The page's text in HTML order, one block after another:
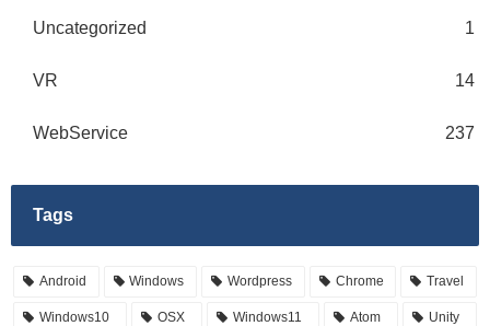
Uncategorized 1
VR 14
WebService 237
Tags
Android Windows Wordpress Chrome Travel
Windows10 OSX Windows11 Atom Unity